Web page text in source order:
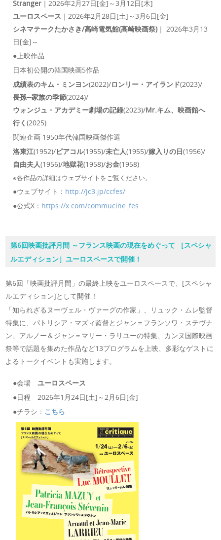
Stranger ｜2026年2月27日[金]～3月12日[木]
ユーロスペース ｜2026年2月28日[土]～3月6日[金]
シネマテークたかさき/高崎電気館(高崎映画祭) ｜ 2026年3月13
日[金]～
●上映作品
日本初公開の韓国映画5作品
成績表のキム・ミンヨン(2022)/ロンリー・アイランド(2023)/
長孫─家族の季節(2024)/
ウォンジュ・アカデミー劇場の記録(2023)/Mr.キム、映画館へ
行く(2025)
関連企画 1950年代韓国映画傑作選
洛東江(1952)/ピアコル(1955)/未亡人(1955)/嫁入りの日(1956)/
自由夫人(1956)/地獄花(1958)/お金(1958)
※各作品の詳細はウェブサイトをご覧ください。
●ウェブサイト： http://jc3.jp/ccfes/
●公式X： https://x.com/commucine_fes
第6回映画批評月間 ～フランス映画の現在をめぐって ［スペシャ
ルエディション］ユーロスペースで開催！
第6回「映画批評月間」の最終上映をユーロスペースで、[スペシャ
ルエディション]として開催！
「知られざるヌーヴェル・ヴァーグの作家」、リュック・ムレ監督
特集に、パトリシア・マズィ監督とジャン＝フランソワ・ステヴナ
ン、アルノー＆ジャン＝マリー・ラリユーの特集、カンヌ国際映画
祭等で話題を集めた作品など13プログラムを上映、多彩なゲストに
よるトークイベントも実施します。
●会場ユーロスペース
●日程 2026年1月24日[土]～2月6日[金]
●チラシ： こちら